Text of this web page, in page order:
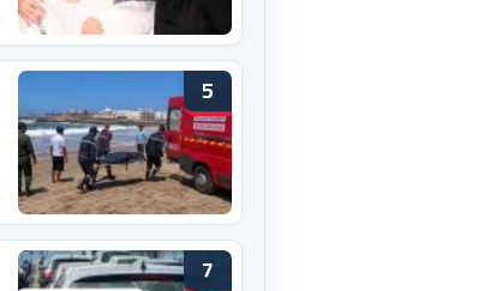
5
7